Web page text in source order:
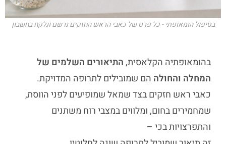
בטיפול הומאופתי - כל פרט של כאבי הראש החזקים נרשם ונלקח בחשבון
בהומאופתיה הקלאסית,התיאורים השלמים של
המחלה והחולה הם שמובילים לתרופה המדויקת.
כאבי ראש חזקים בצד שמאל שמופיעים לפני הווסת,
שמחמירים בחום, ומלווים במצבי רוח משתנים
והתפרצויות בכי –